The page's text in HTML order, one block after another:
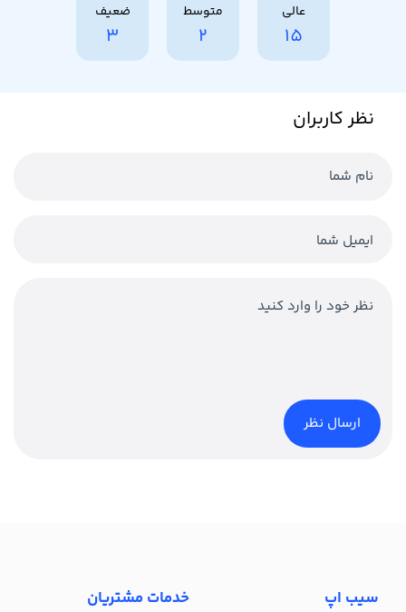
عالی
15
متوسط
2
ضعیف
3
نظر کاربران
سیب اپ خدمات مشتریان